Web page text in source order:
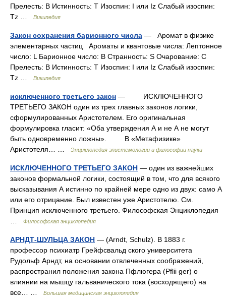
Прелесть: B Истинность: T Изоспин: I или Iz Слабый изоспин:
Tz …
Википедия
Закон сохранения барионного числа — Аромат в физике
элементарных частиц Ароматы и квантовые числа: Лептонное
число: L Барионное число: B Странность: S Очарование: C
Прелесть: B Истинность: T Изоспин: I или Iz Слабый изоспин:
Tz …
Википедия
исключенного третьего закон — ИСКЛЮЧЕННОГО
ТРЕТЬЕГО ЗАКОН один из трех главных законов логики,
сформулированных Аристотелем. Его оригинальная
формулировка гласит: «Оба утверждения А и не А не могут
быть одновременно ложны». В «Метафизике»
Аристотеля… …
Энциклопедия эпистемологии и философии науки
ИСКЛЮЧЕННОГО ТРЕТЬЕГО ЗАКОН — один из важнейших
законов формальной логики, состоящий в том, что для всякого
высказывания А истинно по крайней мере одно из двух: само А
или его отрицание. Был известен уже Аристотелю. См.
Принцип исключенного третьего. Философская Энциклопедия
Философская энциклопедия
АРНДТ-ШУЛЬЦА ЗАКОН — (Arndt, Schulz). В 1883 г.
профессор психиатр Грейфсвальд ского университета
Рудольф Арндт, на основании отвлеченных соображений,
распространил положения закона Пфлюгера (Pflii ger) о
влиянии на мышцу гальванического тока (восходящего) на
все… …
Большая медицинская энциклопедия